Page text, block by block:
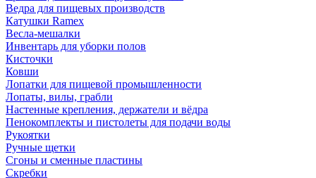
Ведра для пищевых производств
Катушки Ramex
Весла-мешалки
Инвентарь для уборки полов
Кисточки
Ковши
Лопатки для пищевой промышленности
Лопаты, вилы, грабли
Настенные крепления, держатели и вёдра
Пенокомплекты и пистолеты для подачи воды
Рукоятки
Ручные щетки
Сгоны и сменные пластины
Скребки